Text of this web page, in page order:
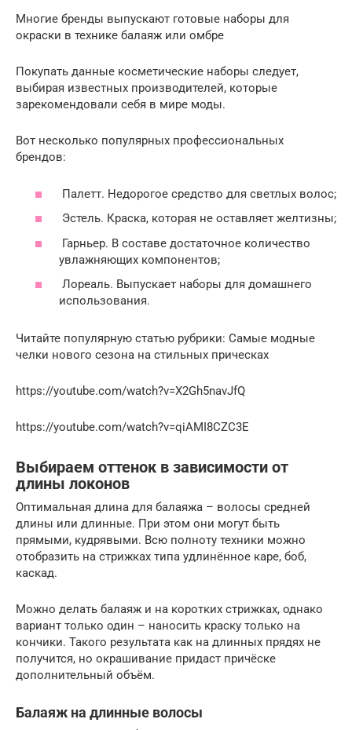
Многие бренды выпускают готовые наборы для
окраски в технике балаяж или омбре
Покупать данные косметические наборы следует,
выбирая известных производителей, которые
зарекомендовали себя в мире моды.
Вот несколько популярных профессиональных
брендов:
Палетт. Недорогое средство для светлых волос;
Эстель. Краска, которая не оставляет желтизны;
Гарньер. В составе достаточное количество
увлажняющих компонентов;
Лореаль. Выпускает наборы для домашнего
использования.
Читайте популярную статью рубрики: Самые модные
челки нового сезона на стильных прическах
https://youtube.com/watch?v=X2Gh5navJfQ
https://youtube.com/watch?v=qiAMI8CZC3E
Выбираем оттенок в зависимости от
длины локонов
Оптимальная длина для балаяжа – волосы средней
длины или длинные. При этом они могут быть
прямыми, кудрявыми. Всю полноту техники можно
отобразить на стрижках типа удлинённое каре, боб,
каскад.
Можно делать балаяж и на коротких стрижках, однако
вариант только один – наносить краску только на
кончики. Такого результата как на длинных прядях не
получится, но окрашивание придаст причёске
дополнительный объём.
Балаяж на длинные волосы